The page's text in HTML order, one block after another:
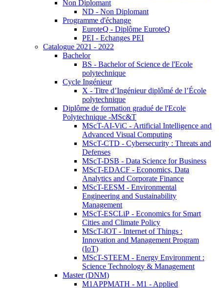
Non Diplomant
ND - Non Diplomant
Programme d'échange
EuroteQ - Diplôme EuroteQ
PEI - Echanges PEI
Catalogue 2021 - 2022
Bachelor
BS - Bachelor of Science de l'Ecole
polytechnique
Cycle Ingénieur
X - Titre d’Ingénieur diplômé de l’École
polytechnique
Diplôme de formation gradué de l'Ecole
Polytechnique -MSc&T
MScT-AI-ViC - Artificial Intelligence and
Advanced Visual Computing
MScT-CTD - Cybersecurity : Threats and
Defenses
MScT-DSB - Data Science for Business
MScT-EDACF - Economics, Data
Analytics and Corporate Finance
MScT-EESM - Environmental
Engineering and Sustainability
Management
MScT-ESCLiP - Economics for Smart
Cities and Climate Policy
MScT-IOT - Internet of Things :
Innovation and Management Program
(IoT)
MScT-STEEM - Energy Environment :
Science Technology & Management
Master (DNM)
M1APPMATH - M1 - Applied